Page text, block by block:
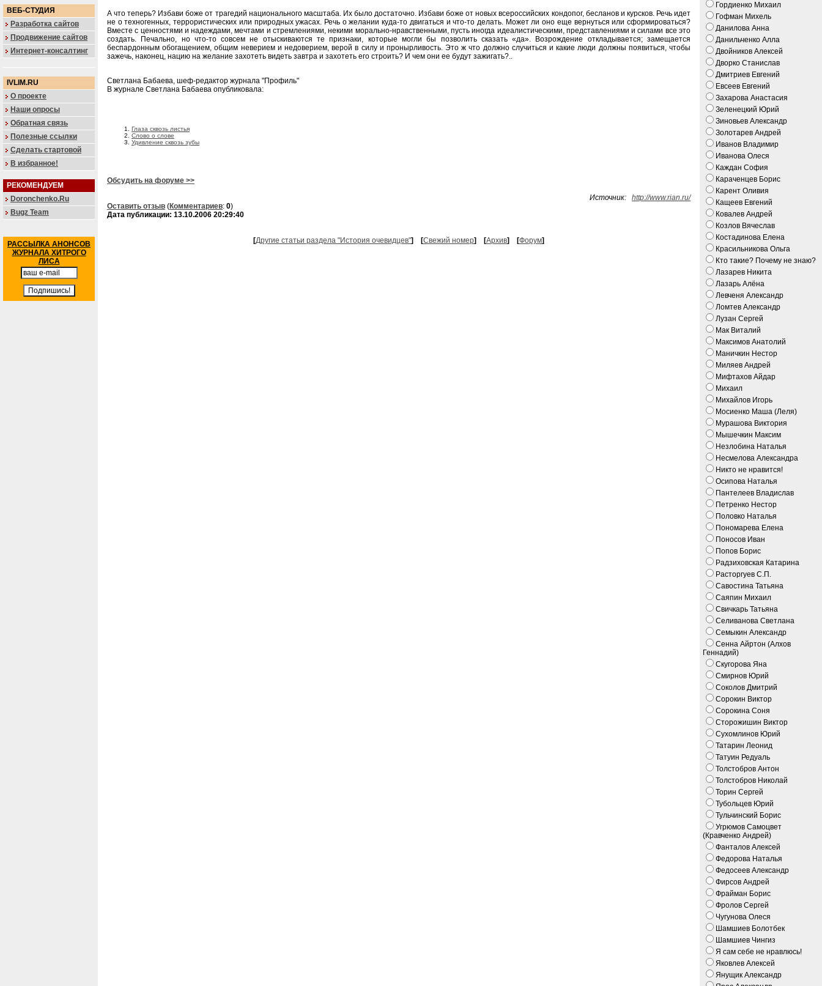
ВЕБ-СТУДИЯ
Разработка сайтов
Продвижение сайтов
Интернет-консалтинг
IVLIM.RU
О проекте
Наши опросы
Обратная связь
Полезные ссылки
Сделать стартовой
В избранное!
РЕКОМЕНДУЕМ
Doronchenko.Ru
Bugz Team
РАССЫЛКА АНОНСОВ
ЖУРНАЛА ХИТРОГО
ЛИСА
А что теперь? Избави боже от трагедий национального масштаба. Их было достаточно. Избави боже от новых всероссийских кондопог, бесланов и курсков. Речь идет
не о техногенных, террористических или природных ужасах. Речь о желании куда-то двигаться и что-то делать. Может ли оно еще вернуться или сформироваться?
Вместе с ценностями и надеждами, мечтами и стремлениями, некими морально-нравственными, пусть иногда идеалистическими, представлениями и силами все это
создать. Печально, но что-то совсем не отыскиваются те признаки, которые могли бы позволить сказать «да». Возрождение откладывается; замещается
беспардонным обогащением, общим неверием и недоверием, верой в силу и пронырливость. Это ж что должно случиться и какие люди должны появиться, чтобы
зажечь, наконец, нацию на желание захотеть видеть завтра и захотеть его строить? И чем они ее будут зажигать?..
Светлана Бабаева, шеф-редактор журнала "Профиль"
В журнале Светлана Бабаева опубликовала:
Глаза сквозь листья
Слово о слове
Удивление сквозь зубы
Обсудить на форуме >>
Источник: http://www.rian.ru/
Оставить отзыв (Комментариев: 0)
Дата публикации: 13.10.2006 20:29:40
[Другие статьи раздела "История очевидцев"] [Свежий номер] [Архив] [Форум]
Гордиенко Михаил
Гофман Михель
Данилова Анна
Данильченко Алла
Двойников Алексей
Дворко Станислав
Дмитриев Евгений
Евсеев Евгений
Захарова Анастасия
Зеленецкий Юрий
Зиновьев Александр
Золотарев Андрей
Иванов Владимир
Иванова Олеся
Каждан София
Караченцев Борис
Карент Оливия
Кащеев Евгений
Ковалев Андрей
Козлов Вячеслав
Костадинова Елена
Красильникова Ольга
Кто такие? Почему не знаю?
Лазарев Никита
Лазарь Алёна
Левченя Александр
Ломтев Александр
Лузан Сергей
Мак Виталий
Максимов Анатолий
Маничкин Нестор
Миляев Андрей
Мифтахов Айдар
Михаил
Михайлов Игорь
Мосиенко Маша (Леля)
Мурашова Виктория
Мышечкин Максим
Незлобина Наталья
Несмелова Александра
Никто не нравится!
Осипова Наталья
Пантелеев Владислав
Петренко Нестор
Половко Наталья
Пономарева Елена
Поносов Иван
Попов Борис
Радзиховская Катарина
Расторгуев С.П.
Савостина Татьяна
Саяпин Михаил
Свичкарь Татьяна
Селиванова Светлана
Семыкин Александр
Сенна Айртон (Алхов
Геннадий)
Скугорова Яна
Смирнов Юрий
Соколов Дмитрий
Сорокин Виктор
Сорокина Соня
Сторожишин Виктор
Сухомлинов Юрий
Татарин Леонид
Татуин Редуаль
Толстобров Антон
Толстобров Николай
Торин Сергей
Тубольцев Юрий
Тульчинский Борис
Угрюмов Самоцвет
(Кравченко Андрей)
Фанталов Алексей
Федорова Наталья
Федосеев Александр
Фирсов Андрей
Фрайман Борис
Фролов Сергей
Чугунова Олеся
Шамшиев Болотбек
Шамшиев Чингиз
Я сам себе не нравлюсь!
Яковлев Алексей
Янущик Александр